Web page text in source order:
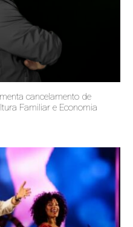
cancelamento de
Familiar e Economia